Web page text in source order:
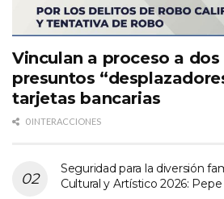
Vinculan a proceso a dos
presuntos
tarjetas bancarias
0 INTERACCIONES
Seguridad para la diversión
Cultural y Artístico 2026: Pepe